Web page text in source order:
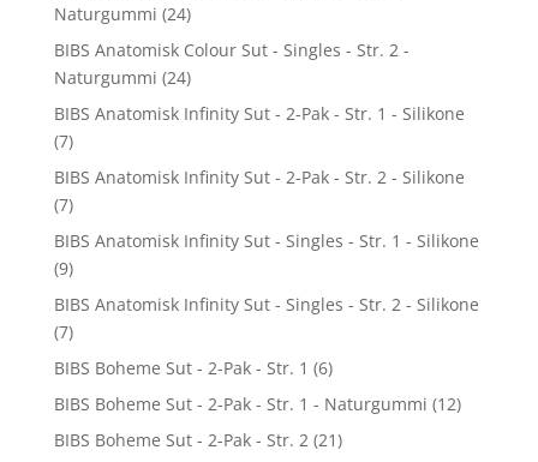
Naturgummi (24)
BIBS Anatomisk Colour Sut - Singles - Str. 2 -
Naturgummi (24)
BIBS Anatomisk Infinity Sut - 2-Pak - Str. 1 - Silikone
(7)
BIBS Anatomisk Infinity Sut - 2-Pak - Str. 2 - Silikone
(7)
BIBS Anatomisk Infinity Sut - Singles - Str. 1 - Silikone
(9)
BIBS Anatomisk Infinity Sut - Singles - Str. 2 - Silikone
(7)
BIBS Boheme Sut - 2-Pak - Str. 1 (6)
BIBS Boheme Sut - 2-Pak - Str. 1 - Naturgummi (12)
BIBS Boheme Sut - 2-Pak - Str. 2 (21)